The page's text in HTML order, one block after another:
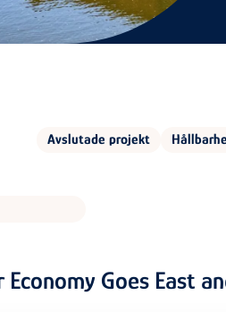
Avslutade projekt
Economy Goes East